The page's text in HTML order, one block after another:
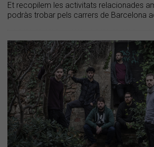
Et recopilem les activitats relacionades
podràs trobar pels carrers de Barcelona